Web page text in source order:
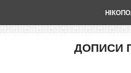
ДОПИСИ